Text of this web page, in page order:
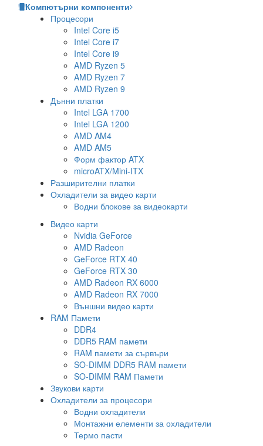
Компютърни компоненти
Процесори
Intel Core i5
Intel Core i7
Intel Core i9
AMD Ryzen 5
AMD Ryzen 7
AMD Ryzen 9
Дънни платки
Intel LGA 1700
Intel LGA 1200
AMD AM4
AMD AM5
Форм фактор ATX
microATX/Mini-ITX
Разширителни платки
Охладители за видео карти
Водни блокове за видеокарти
Видео карти
Nvidia GeForce
AMD Radeon
GeForce RTX 40
GeForce RTX 30
AMD Radeon RX 6000
AMD Radeon RX 7000
Външни видео карти
RAM Памети
DDR4
DDR5 RAM памети
RAM памети за сървъри
SO-DIMM DDR5 RAM памети
SO-DIMM RAM Памети
Звукови карти
Охладители за процесори
Водни охладители
Монтажни елементи за охладители
Термо пасти